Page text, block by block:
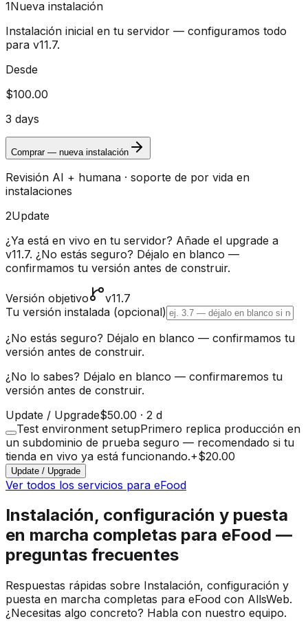
1Nueva instalación
Instalación inicial en tu servidor — configuramos todo
para v11.7.
Desde
$100.00
3 days
Comprar — nueva instalación
Revisión AI + humana · soporte de por vida en
instalaciones
2Update
¿Ya está en vivo en tu servidor? Añade el upgrade a
v11.7. ¿No estás seguro? Déjalo en blanco —
confirmamos tu versión antes de construir.
Versión objetivo
v11.7
Tu versión instalada (opcional)
¿No estás seguro? Déjalo en blanco — confirmamos tu
versión antes de construir.
¿No lo sabes? Déjalo en blanco — confirmaremos tu
versión antes de construir.
Update / Upgrade$50.00 · 2 d
Test environment setupPrimero replica producción en
un subdominio de prueba seguro — recomendado si tu
tienda en vivo ya está funcionando.+$20.00
Update / Upgrade
Ver todos los servicios para eFood
Instalación, configuración y puesta
en marcha completas para eFood —
preguntas frecuentes
Respuestas rápidas sobre Instalación, configuración y
puesta en marcha completas para eFood con AllsWeb.
¿Necesitas algo concreto? Habla con nuestro equipo.